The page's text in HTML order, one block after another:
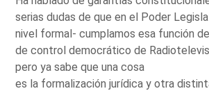
serias dudas de que en el Poder
nivel formal- cumplamos esa función
de control democrático de
pero ya sabe que una cosa
es la formalización jurídica y otra